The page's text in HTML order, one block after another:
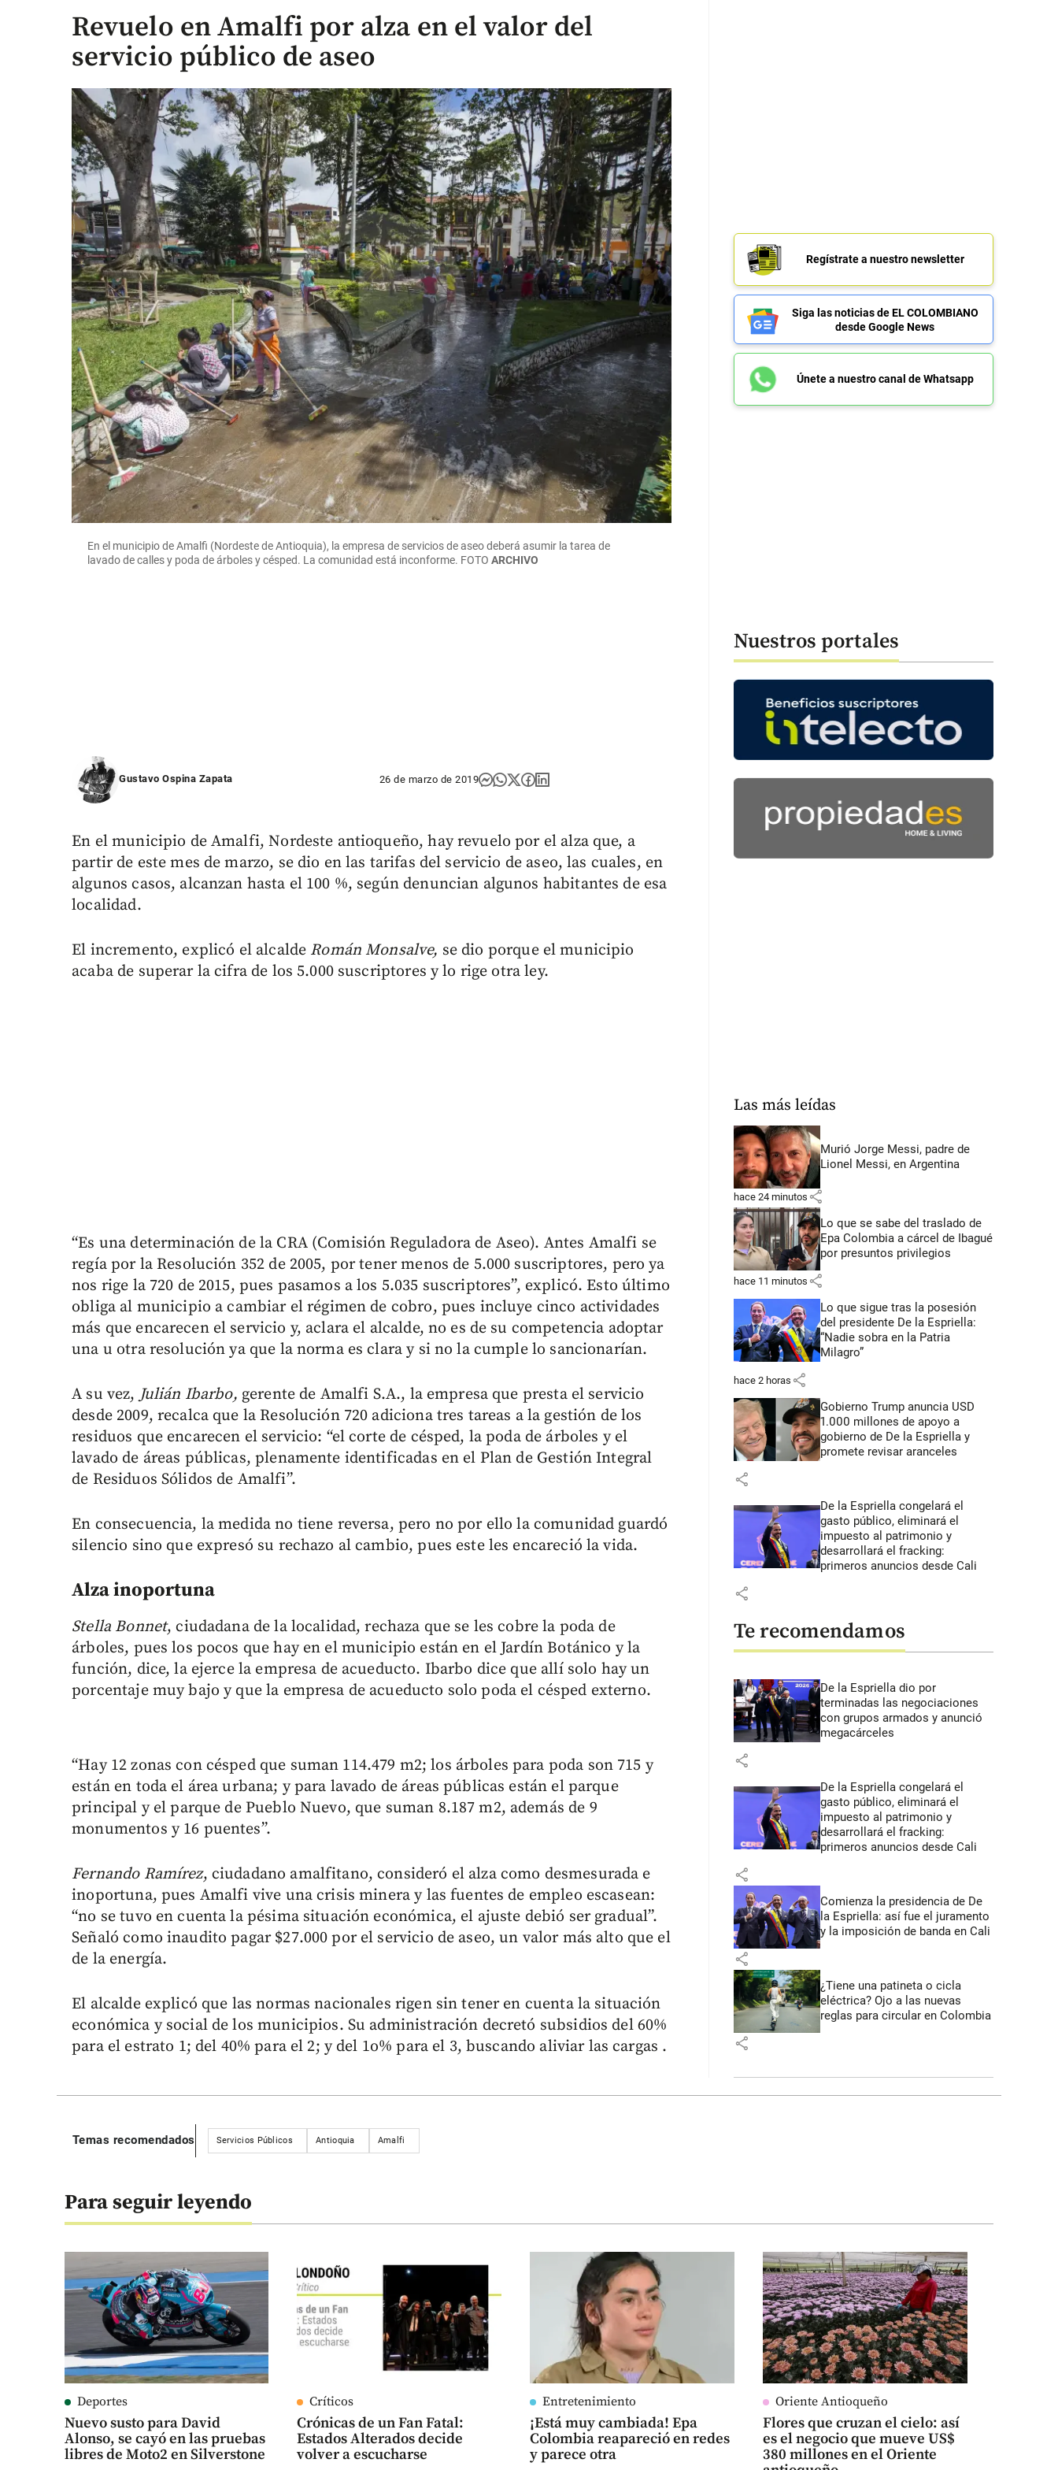
Revuelo en Amalfi por alza en el valor del
servicio público de aseo
En el municipio de Amalfi (Nordeste de Antioquia), la empresa de servicios de aseo deberá asumir la tarea de
lavado de calles y poda de árboles y césped. La comunidad está inconforme. FOTOARCHIVO
Gustavo Ospina Zapata 26 de marzo de 2019
En el municipio de Amalfi, Nordeste antioqueño, hay revuelo por el alza que, a
partir de este mes de marzo, se dio en las tarifas del servicio de aseo, las cuales, en
algunos casos, alcanzan hasta el 100 %, según denuncian algunos habitantes de esa
localidad.
El incremento, explicó el alcalde Román Monsalve, se dio porque el municipio
acaba de superar la cifra de los 5.000 suscriptores y lo rige otra ley.
“Es una determinación de la CRA (Comisión Reguladora de Aseo). Antes Amalfi se
regía por la Resolución 352 de 2005, por tener menos de 5.000 suscriptores, pero ya
nos rige la 720 de 2015, pues pasamos a los 5.035 suscriptores”, explicó. Esto último
obliga al municipio a cambiar el régimen de cobro, pues incluye cinco actividades
más que encarecen el servicio y, aclara el alcalde, no es de su competencia adoptar
una u otra resolución ya que la norma es clara y si no la cumple lo sancionarían.
A su vez,Julián Ibarbo, gerente de Amalfi S.A., la empresa que presta el servicio
desde 2009, recalca que la Resolución 720 adiciona tres tareas a la gestión de los
residuos que encarecen el servicio: “el corte de césped, la poda de árboles y el
lavado de áreas públicas, plenamente identificadas en el Plan de Gestión Integral
de Residuos Sólidos de Amalfi”.
En consecuencia, la medida no tiene reversa, pero no por ello la comunidad guardó
silencio sino que expresó su rechazo al cambio, pues este les encareció la vida.
Alza inoportuna
Stella Bonnet, ciudadana de la localidad, rechaza que se les cobre la poda de
árboles, pues los pocos que hay en el municipio están en el Jardín Botánico y la
función, dice, la ejerce la empresa de acueducto. Ibarbo dice que allí solo hay un
porcentaje muy bajo y que la empresa de acueducto solo poda el césped externo.
“Hay 12 zonas con césped que suman 114.479 m2; los árboles para poda son 715 y
están en toda el área urbana; y para lavado de áreas públicas están el parque
principal y el parque de Pueblo Nuevo, que suman 8.187 m2, además de 9
monumentos y 16 puentes”.
Fernando Ramírez, ciudadano amalfitano, consideró el alza como desmesurada e
inoportuna, pues Amalfi vive una crisis minera y las fuentes de empleo escasean:
“no se tuvo en cuenta la pésima situación económica, el ajuste debió ser gradual”.
Señaló como inaudito pagar $27.000 por el servicio de aseo, un valor más alto que el
de la energía.
El alcalde explicó que las normas nacionales rigen sin tener en cuenta la situación
económica y social de los municipios. Su administración decretó subsidios del 60%
para el estrato 1; del 40% para el 2; y del 1o% para el 3, buscando aliviar las cargas .
Regístrate a nuestro newsletter
Siga las noticias de EL COLOMBIANO
desde Google News
Únete a nuestro canal de Whatsapp
Nuestros portales
Las más leídas
Murió Jorge Messi, padre de
Lionel Messi, en Argentina
hace 24 minutos share
Lo que se sabe del traslado de
Epa Colombia a cárcel de Ibagué
por presuntos privilegios
hace 11 minutos share
Lo que sigue tras la posesión
del presidente De la Espriella:
“Nadie sobra en la Patria
Milagro”
hace 2 horas share
Gobierno Trump anuncia USD
1.000 millones de apoyo a
gobierno de De la Espriella y
promete revisar aranceles
share
De la Espriella congelará el
gasto público, eliminará el
impuesto al patrimonio y
desarrollará el fracking:
primeros anuncios desde Cali
share
Te recomendamos
De la Espriella dio por
terminadas las negociaciones
con grupos armados y anunció
megacárceles
share
De la Espriella congelará el
gasto público, eliminará el
impuesto al patrimonio y
desarrollará el fracking:
primeros anuncios desde Cali
share
Comienza la presidencia de De
la Espriella: así fue el juramento
y la imposición de banda en Cali
share
¿Tiene una patineta o cicla
eléctrica? Ojo a las nuevas
reglas para circular en Colombia
share
Temas recomendados Servicios Públicos Antioquia Amalfi
Para seguir leyendo
Deportes
Nuevo susto para David
Alonso, se cayó en las pruebas
libres de Moto2 en Silverstone
Críticos
Crónicas de un Fan Fatal:
Estados Alterados decide
volver a escucharse
Entretenimiento
¡Está muy cambiada! Epa
Colombia reapareció en redes
y parece otra
Oriente Antioqueño
Flores que cruzan el cielo: así
es el negocio que mueve US$
380 millones en el Oriente